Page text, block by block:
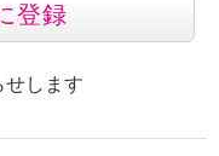
登録
せします